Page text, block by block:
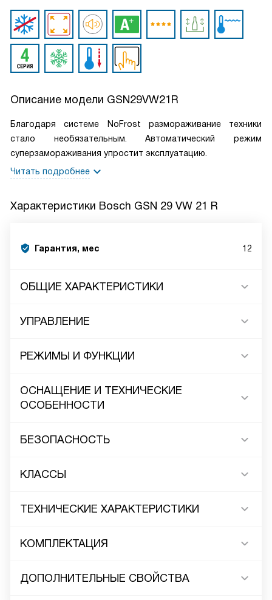
Описание модели GSN29VW21R
Благодаря системе NoFrost размораживание техники
стало необязательным. Автоматический режим
суперзамораживания упростит эксплуатацию.
Читать подробнее
Характеристики Bosch GSN 29 VW 21 R
Гарантия, мес 12
ОБЩИЕ ХАРАКТЕРИСТИКИ
УПРАВЛЕНИЕ
РЕЖИМЫ И ФУНКЦИИ
ОСНАЩЕНИЕ И ТЕХНИЧЕСКИЕ
ОСОБЕННОСТИ
БЕЗОПАСНОСТЬ
КЛАССЫ
ТЕХНИЧЕСКИЕ ХАРАКТЕРИСТИКИ
КОМПЛЕКТАЦИЯ
ДОПОЛНИТЕЛЬНЫЕ СВОЙСТВА